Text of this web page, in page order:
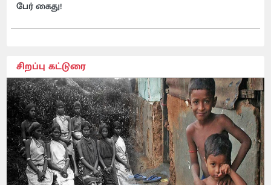
பேர் கைது!
சிறப்பு கட்டுரை